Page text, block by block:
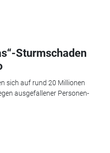
Sturmschaden
sich auf rund 20 Millionen
ausgefallener Personen-